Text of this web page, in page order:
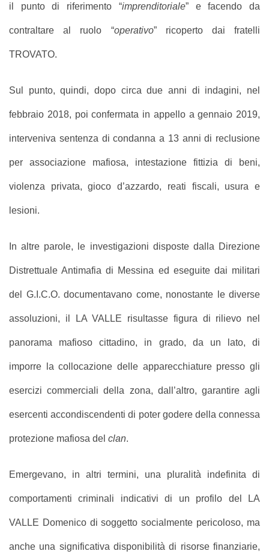
il punto di riferimento “imprenditoriale” e facendo da
contraltare al ruolo “operativo” ricoperto dai fratelli
TROVATO.
Sul punto, quindi, dopo circa due anni di indagini, nel
febbraio 2018, poi confermata in appello a gennaio 2019,
interveniva sentenza di condanna a 13 anni di reclusione
per associazione mafiosa, intestazione fittizia di beni,
violenza privata, gioco d’azzardo, reati fiscali, usura e
lesioni.
In altre parole, le investigazioni disposte dalla Direzione
Distrettuale Antimafia di Messina ed eseguite dai militari
del G.I.C.O. documentavano come, nonostante le diverse
assoluzioni, il LA VALLE risultasse figura di rilievo nel
panorama mafioso cittadino, in grado, da un lato, di
imporre la collocazione delle apparecchiature presso gli
esercizi commerciali della zona, dall’altro, garantire agli
esercenti accondiscendenti di poter godere della connessa
protezione mafiosa del clan.
Emergevano, in altri termini, una pluralità indefinita di
comportamenti criminali indicativi di un profilo del LA
VALLE Domenico di soggetto socialmente pericoloso, ma
anche una significativa disponibilità di risorse finanziarie,